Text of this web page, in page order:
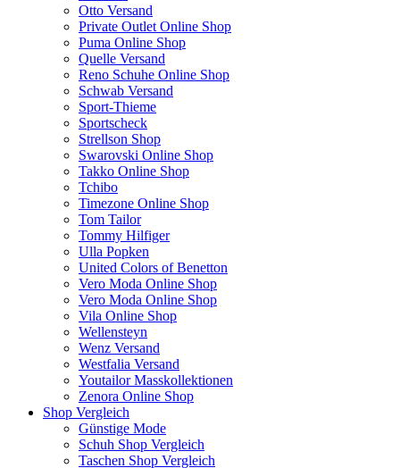
Otto Versand
Private Outlet Online Shop
Puma Online Shop
Quelle Versand
Reno Schuhe Online Shop
Schwab Versand
Sport-Thieme
Sportscheck
Strellson Shop
Swarovski Online Shop
Takko Online Shop
Tchibo
Timezone Online Shop
Tom Tailor
Tommy Hilfiger
Ulla Popken
United Colors of Benetton
Vero Moda Online Shop
Vero Moda Online Shop
Vila Online Shop
Wellensteyn
Wenz Versand
Westfalia Versand
Youtailor Masskollektionen
Zenora Online Shop
Shop Vergleich
Günstige Mode
Schuh Shop Vergleich
Taschen Shop Vergleich